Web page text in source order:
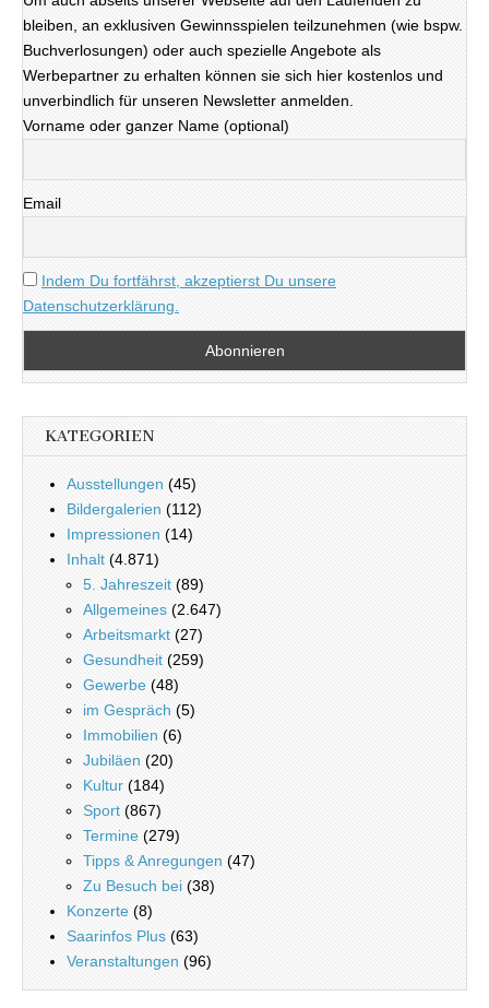
bleiben, an exklusiven Gewinnsspielen teilzunehmen (wie bspw.
Buchverlosungen) oder auch spezielle Angebote als
Werbepartner zu erhalten können sie sich hier kostenlos und
unverbindlich für unseren Newsletter anmelden.
Vorname oder ganzer Name (optional)
Email
Indem Du fortfährst, akzeptierst Du unsere
Datenschutzerklärung.
KATEGORIEN
Ausstellungen (45)
Bildergalerien (112)
Impressionen (14)
Inhalt (4.871)
5. Jahreszeit (89)
Allgemeines (2.647)
Arbeitsmarkt (27)
Gesundheit (259)
Gewerbe (48)
im Gespräch (5)
Immobilien (6)
Jubiläen (20)
Kultur (184)
Sport (867)
Termine (279)
Tipps & Anregungen (47)
Zu Besuch bei (38)
Konzerte (8)
Saarinfos Plus (63)
Veranstaltungen (96)